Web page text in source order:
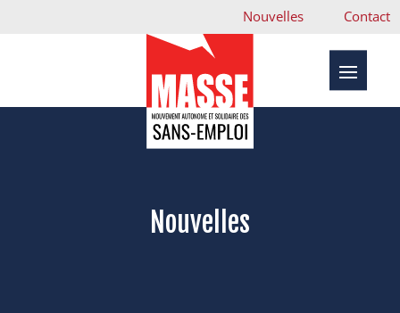
Nouvelles Contact
Nouvelles